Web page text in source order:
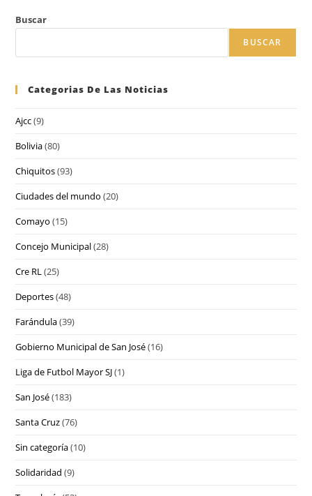
Buscar
BUSCAR
Categorias De Las Noticias
Ajcc(9)
Bolivia(80)
Chiquitos(93)
Ciudades del mundo (20)
Comayo (15)
Concejo Municipal(28)
Cre RL(25)
Deportes(48)
Farándula(39)
Gobierno Municipal de San José(16)
Liga de Futbol Mayor SJ(1)
San José(183)
Santa Cruz(76)
Sin categoría(10)
Solidaridad (9)